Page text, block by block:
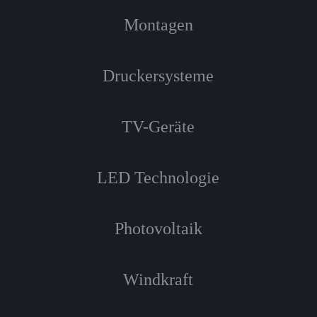
Montagen
Druckersysteme
TV-Geräte
LED Technologie
Photovoltaik
Windkraft